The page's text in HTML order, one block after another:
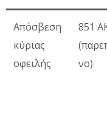
Απόσβεση
κύριας
οφειλής
851
νο)